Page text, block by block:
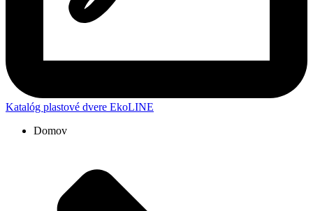
Katalóg plastové dvere EkoLINE
Domov